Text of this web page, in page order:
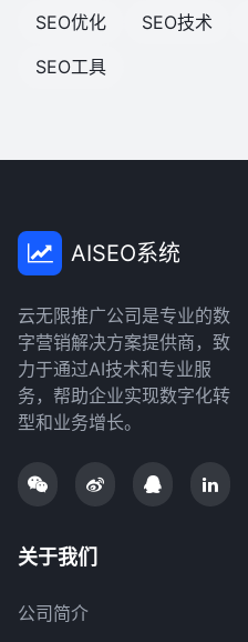
SEO优化
SEO技术
SEO工具
AISEO系统
云无限推广公司是专业的数
字营销解决方案提供商，致
力于通过AI技术和专业服
务，帮助企业实现数字化转
型和业务增长。
关于我们
公司简介